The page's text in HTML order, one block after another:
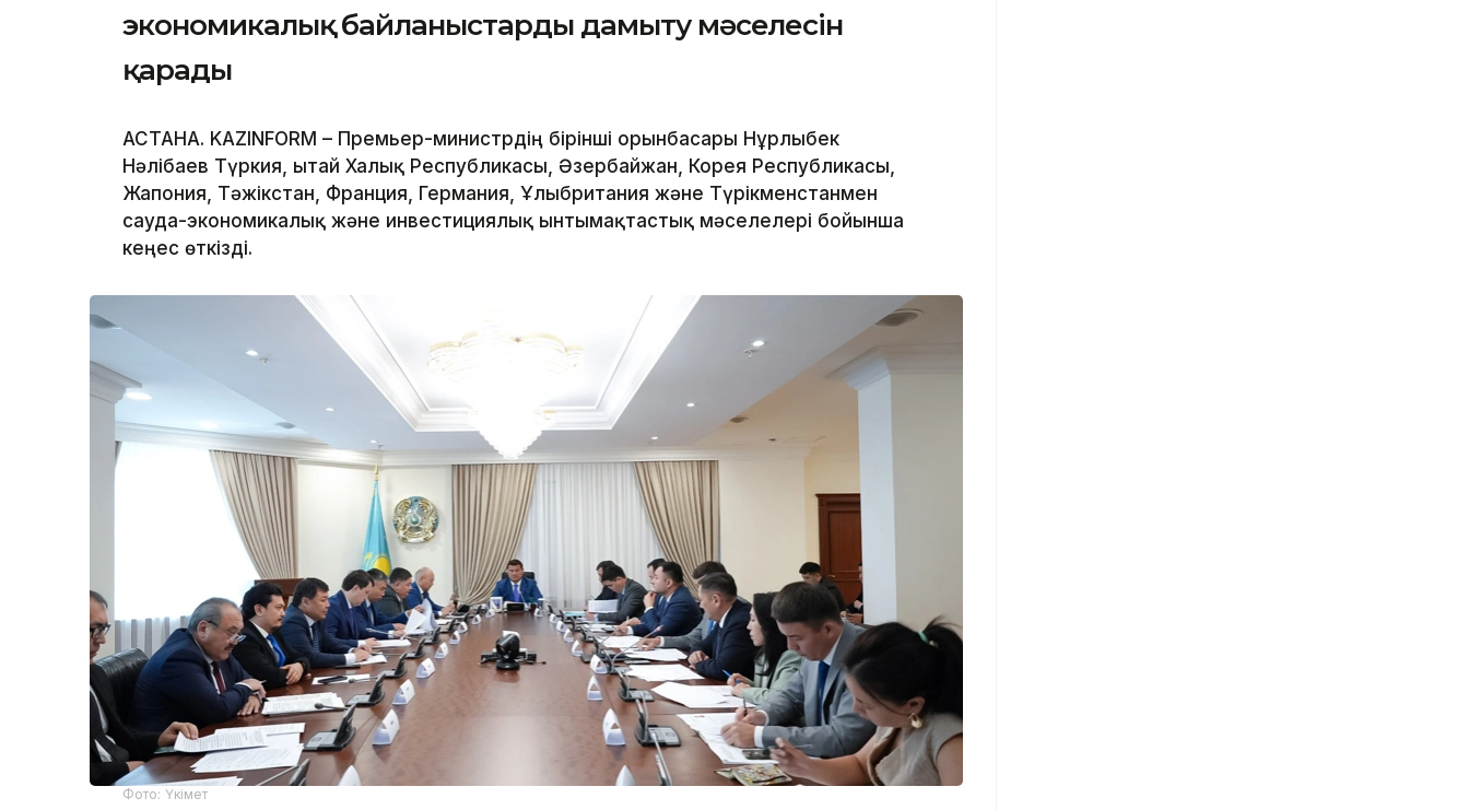
экономикалық байланыстарды дамыту мәселесін
қарады
АСТАНА. KAZINFORM – Премьер-министрдің бірінші орынбасары Нұрлыбек
Нәлібаев Түркия, Қытай Халық Республикасы, Әзербайжан, Корея Республикасы,
Жапония, Тәжікстан, Франция, Германия, Ұлыбритания және Түрікменстанмен
сауда-экономикалық және инвестициялық ынтымақтастық мәселелері бойынша
кеңес өткізді.
Фото: Үкімет